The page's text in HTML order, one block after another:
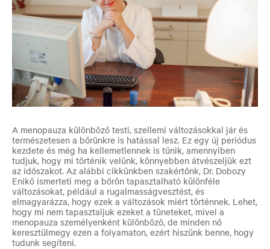
A menopauza különböző testi, szellemi változásokkal jár és
természetesen a bőrünkre is hatással lesz. Ez egy új periódus
kezdete és még ha kellemetlennek is tűnik, amennyiben
tudjuk, hogy mi történik velünk, könnyebben átvészeljük ezt
az időszakot. Az alábbi cikkünkben szakértőnk, Dr. Dobozy
Enikő ismerteti meg a bőrön tapasztalható különféle
változásokat, például a rugalmasságvesztést, és
elmagyarázza, hogy ezek a változások miért történnek. Lehet,
hogy mi nem tapasztaljuk ezeket a tüneteket, mivel a
menopauza személyenként különböző, de minden nő
keresztülmegy ezen a folyamaton, ezért hiszünk benne, hogy
tudunk segíteni.